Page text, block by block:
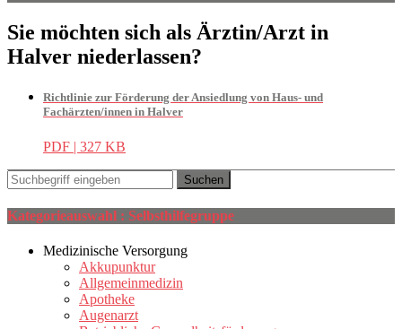
Sie möchten sich als Ärztin/Arzt in
Halver niederlassen?
Richtlinie zur Förderung der Ansiedlung von Haus- und
Fachärzten/innen in Halver
PDF | 327 KB
Kategorieauswahl : Selbsthilfegruppe
Medizinische Versorgung
Akkupunktur
Allgemeinmedizin
Apotheke
Augenarzt